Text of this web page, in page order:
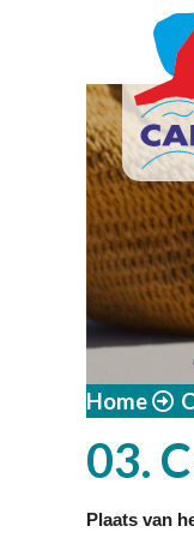
Overslaan en naar
Home
03.
Plaats van